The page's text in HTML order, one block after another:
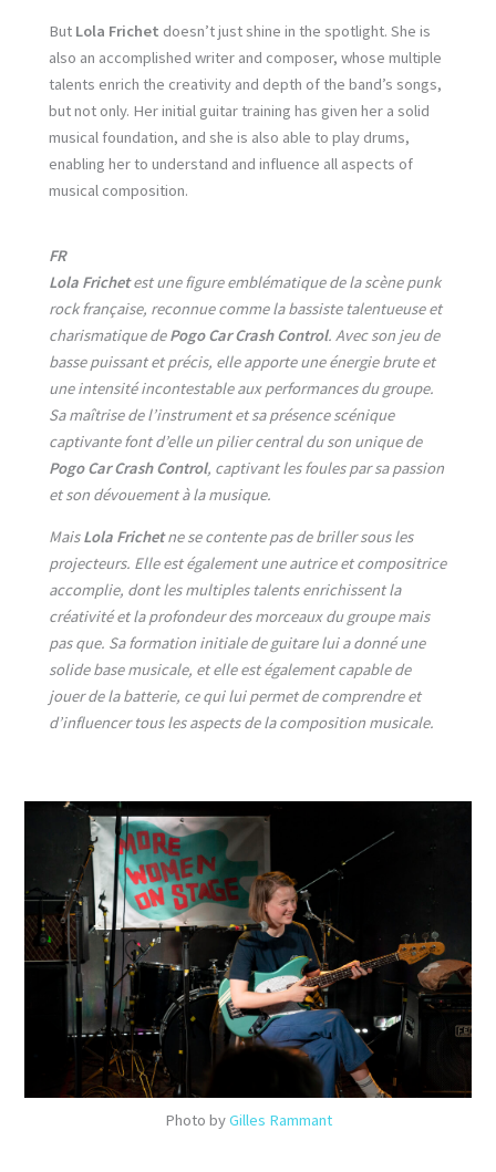
But Lola Frichet doesn’t just shine in the spotlight. She is
also an accomplished writer and composer, whose multiple
talents enrich the creativity and depth of the band’s songs,
but not only. Her initial guitar training has given her a solid
musical foundation, and she is also able to play drums,
enabling her to understand and influence all aspects of
musical composition.
FR
Lola Frichetest une figure emblématique de la scène punk
rock française, reconnue comme la bassiste talentueuse et
charismatique dePogo Car Crash Control. Avec son jeu de
basse puissant et précis, elle apporte une énergie brute et
une intensité incontestable aux performances du groupe.
Sa maîtrise de l’instrument et sa présence scénique
captivante font d’elle un pilier central du son unique de
Pogo Car Crash Control, captivant les foules par sa passion
et son dévouement à la musique.
MaisLola Frichetne se contente pas de briller sous les
projecteurs. Elle est également une autrice et compositrice
accomplie, dont les multiples talents enrichissent la
créativité et la profondeur des morceaux du groupe mais
pas que. Sa formation initiale de guitare lui a donné une
solide base musicale, et elle est également capable de
jouer de la batterie, ce qui lui permet de comprendre et
d’influencer tous les aspects de la composition musicale.
Photo byGilles Rammant